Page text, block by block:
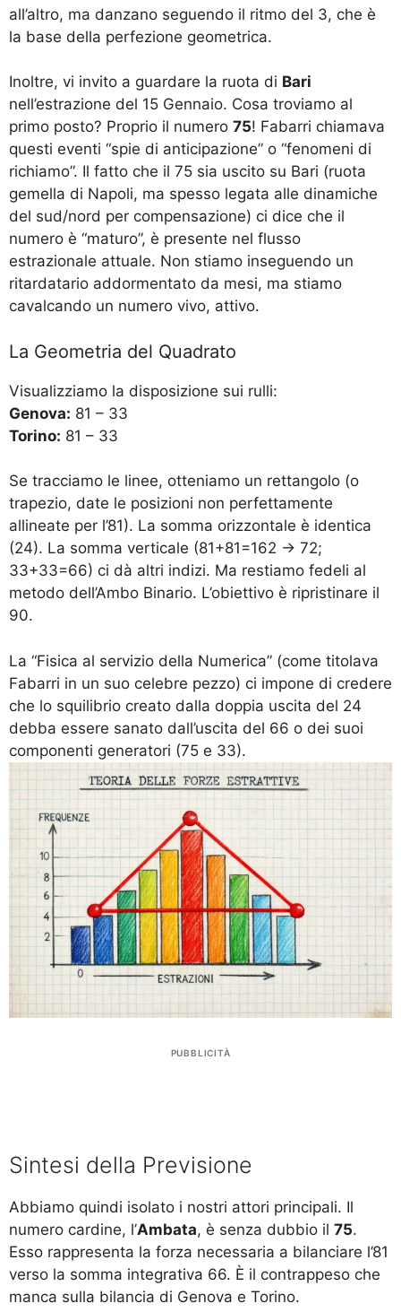
all’altro, ma danzano seguendo il ritmo del 3, che è
la base della perfezione geometrica.
Inoltre, vi invito a guardare la ruota di Bari
nell’estrazione del 15 Gennaio. Cosa troviamo al
primo posto? Proprio il numero 75! Fabarri chiamava
questi eventi “spie di anticipazione” o “fenomeni di
richiamo”. Il fatto che il 75 sia uscito su Bari (ruota
gemella di Napoli, ma spesso legata alle dinamiche
del sud/nord per compensazione) ci dice che il
numero è “maturo”, è presente nel flusso
estrazionale attuale. Non stiamo inseguendo un
ritardatario addormentato da mesi, ma stiamo
cavalcando un numero vivo, attivo.
La Geometria del Quadrato
Visualizziamo la disposizione sui rulli:
Genova: 81 – 33
Torino: 81 – 33
Se tracciamo le linee, otteniamo un rettangolo (o
trapezio, date le posizioni non perfettamente
allineate per l’81). La somma orizzontale è identica
(24). La somma verticale (81+81=162 -> 72;
33+33=66) ci dà altri indizi. Ma restiamo fedeli al
metodo dell’Ambo Binario. L’obiettivo è ripristinare il
90.
La “Fisica al servizio della Numerica” (come titolava
Fabarri in un suo celebre pezzo) ci impone di credere
che lo squilibrio creato dalla doppia uscita del 24
debba essere sanato dall’uscita del 66 o dei suoi
componenti generatori (75 e 33).
PUBBLICITÀ
Sintesi della Previsione
Abbiamo quindi isolato i nostri attori principali. Il
numero cardine, l’Ambata, è senza dubbio il 75.
Esso rappresenta la forza necessaria a bilanciare l’81
verso la somma integrativa 66. È il contrappeso che
manca sulla bilancia di Genova e Torino.